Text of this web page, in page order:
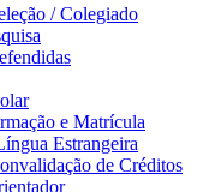
/ Colegiado
e Matrícula
Estrangeira
de Créditos